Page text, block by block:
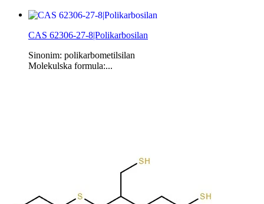
CAS 62306-27-8|Polikarbosilan
Sinonim: polikarbometilsilan
Molekulska formula:...